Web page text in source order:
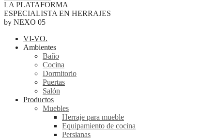
LA PLATAFORMA
ESPECIALISTA EN HERRAJES
by NEXO 05
VI-VO.
Ambientes
Baño
Cocina
Dormitorio
Puertas
Salón
Productos
Muebles
Herraje para mueble
Equipamiento de cocina
Persianas